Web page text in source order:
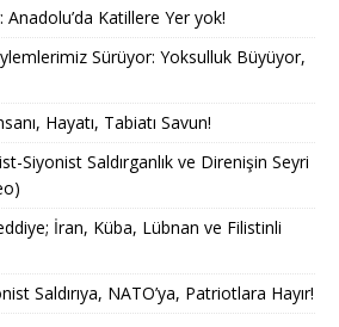
Katillere Yer yok!
Sürüyor: Yoksulluk Büyüyor,
Hayatı, Tabiatı Savun!
Siyonist Saldırganlık ve Direnişin Seyri
İran, Küba, Lübnan ve Filistinli
Saldırıya, NATO’ya, Patriotlara Hayır!